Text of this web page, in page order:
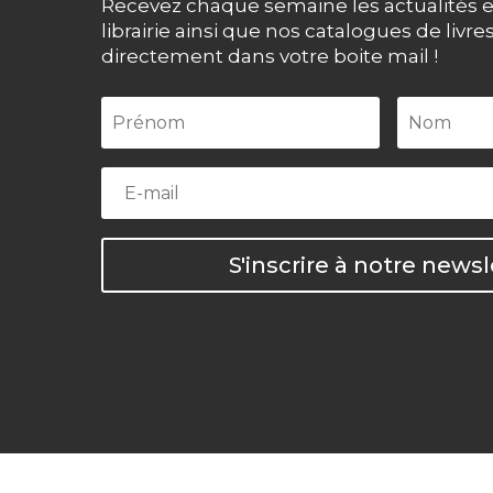
Recevez chaque semaine les actualités
librairie ainsi que nos catalogues de
directement dans votre boite mail !
S'inscrire à notre